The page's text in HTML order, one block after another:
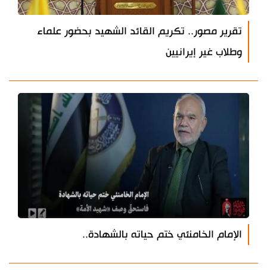
تقرير مصور.. تكريم القائد الشهيد بحضور علماء
وطلاب غير إيرانيين
الإمام الخامنئي ختم حياته بالشهادة..